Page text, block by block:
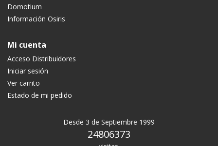
Domotium
Información Osiris
Mi cuenta
Acceso Distribuidores
Iniciar sesión
Ver carrito
Estado de mi pedido
Desde 3 de Septiembre 1999
24806373